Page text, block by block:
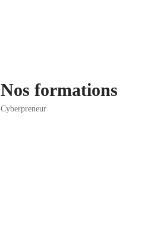
Nos formations
Cyberpreneur